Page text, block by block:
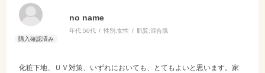
no name
年代:50代 性別:女性 肌質:混合肌
化粧下地、ＵＶ対策、いずれにおいても、とてもよいと思います。家